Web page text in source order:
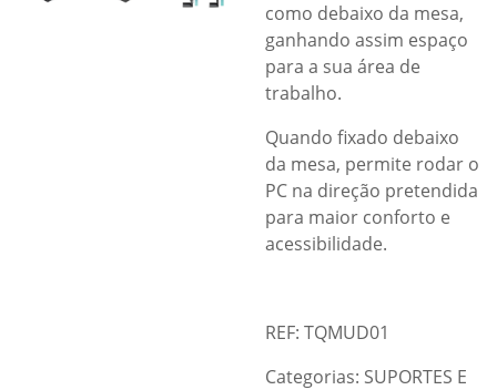
como debaixo da mesa,
ganhando assim espaço
para a sua área de
trabalho.
Quando fixado debaixo
da mesa, permite rodar o
PC na direção pretendida
para maior conforto e
acessibilidade.
REF: TQMUD01
Categorias: SUPORTES E